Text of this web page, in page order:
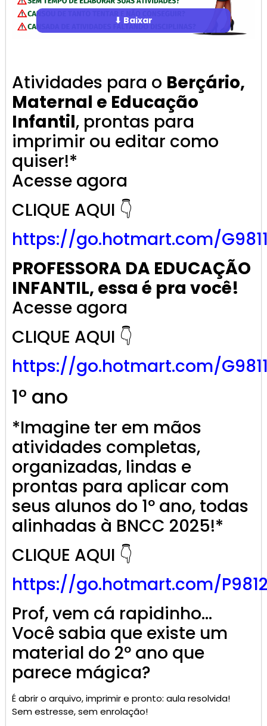
⬇ Baixar
Atividades para o Berçário,
Maternal e Educação
Infantil, prontas para
imprimir ou editar como
quiser!*
Acesse agora
CLIQUE AQUI 👇
https://go.hotmart.com/
PROFESSORA DA EDUCAÇÃO
INFANTIL, essa é pra você!
Acesse agora
CLIQUE AQUI 👇
https://go.hotmart.com/
1º ano
*Imagine ter em mãos
atividades completas,
organizadas, lindas e
prontas para aplicar com
seus alunos do 1º ano, todas
alinhadas à BNCC 2025!*
CLIQUE AQUI 👇
https://go.hotmart.com/
Prof, vem cá rapidinho…
Você sabia que existe um
material do 2º ano que
parece mágica?
É abrir o arquivo, imprimir e pronto: aula resolvida!
Sem estresse, sem enrolação!